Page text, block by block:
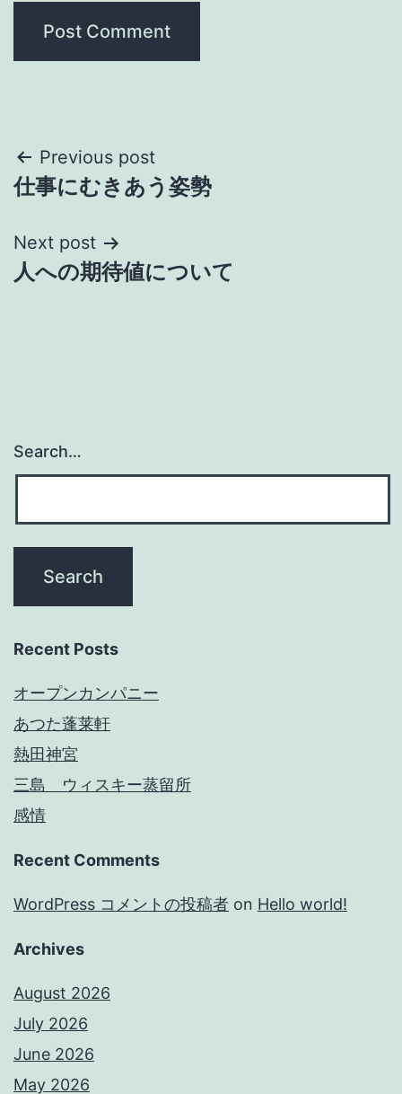
Post
navigation
Previous post
仕事にむきあう姿勢
Next post
人への期待値について
Search…
Recent Posts
オープンカンパニー
あつた蓬莱軒
熱田神宮
三島 ウィスキー蒸留所
感情
Recent Comments
WordPress コメントの投稿者 on Hello world!
Archives
August 2026
July 2026
June 2026
May 2026